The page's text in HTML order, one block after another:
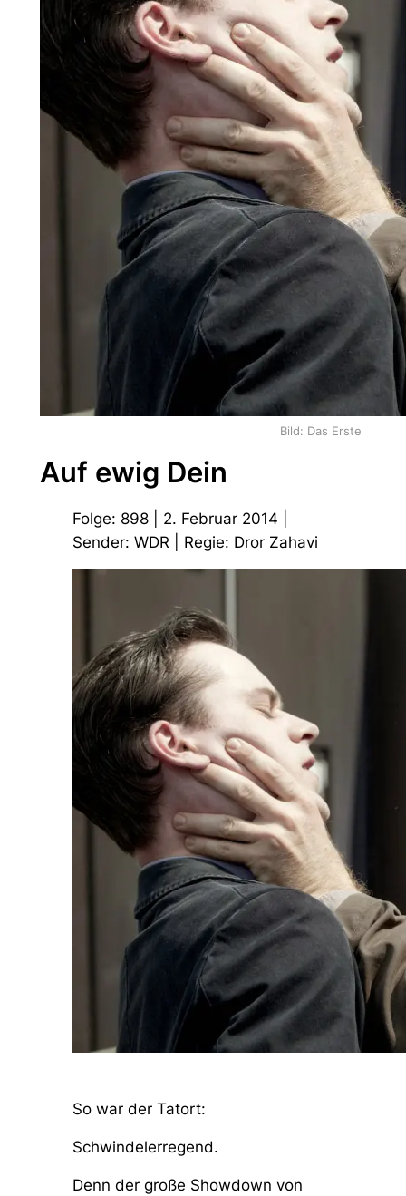
Bild: Das Erste
Auf ewig Dein
Folge: 898 | 2. Februar 2014 |
Sender: WDR | Regie: Dror Zahavi
So war der Tatort:
Schwindelerregend.
Denn der große Showdown von